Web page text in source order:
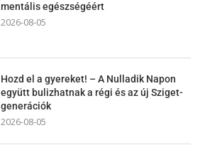
mentális egészségéért
2026-08-05
Hozd el a gyereket! – A Nulladik Napon
együtt bulizhatnak a régi és az új Sziget-
generációk
2026-08-05